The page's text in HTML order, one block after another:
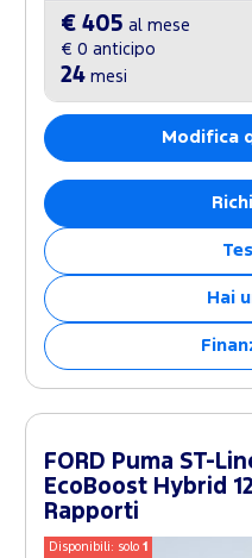
€ 405 al mese
€ 0 anticipo
24 mesi
Modifica
Hai
FORD Puma ST-
EcoBoost Hybrid
Rapporti
Disponibili: solo1